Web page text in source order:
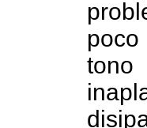
tono